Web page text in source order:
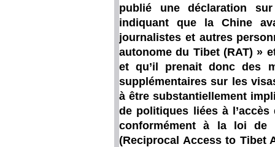
publié une déclaration
indiquant que la Chine
journalistes et autres
autonome du Tibet (RAT) »
et qu’il prenait donc des
supplémentaires sur les
à être substantiellement
de politiques liées à
conformément à la loi de
(Reciprocal Access to Tibet